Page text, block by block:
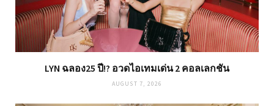
LYN ฉลอง25 ปี!? อวดไอเทมเด่น 2 คอลเลกชัน
AUGUST 7, 2026